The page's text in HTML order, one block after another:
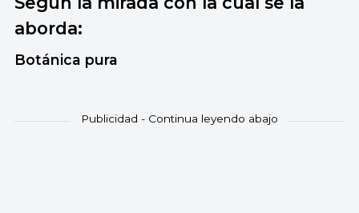
aborda:
Botánica pura